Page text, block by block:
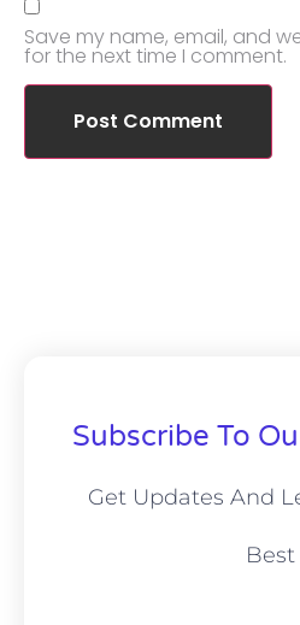
Save my name, email, and
for the next time I comment.
Subscribe To
Get Updates And
Best